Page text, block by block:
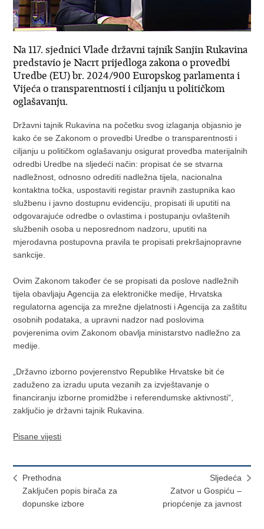
Na 117. sjednici Vlade državni tajnik Sanjin Rukavina
predstavio je Nacrt prijedloga zakona o provedbi
Uredbe (EU) br. 2024/900 Europskog parlamenta i
Vijeća o transparentnosti i ciljanju u političkom
oglašavanju.
Državni tajnik Rukavina na početku svog izlaganja objasnio je
kako će se Zakonom o provedbi Uredbe o transparentnosti i
ciljanju u političkom oglašavanju osigurat provedba materijalnih
odredbi Uredbe na sljedeći način: propisat će se stvarna
nadležnost, odnosno odrediti nadležna tijela, nacionalna
kontaktna točka, uspostaviti registar pravnih zastupnika kao
službenu i javno dostupnu evidenciju, propisati ili uputiti na
odgovarajuće odredbe o ovlastima i postupanju ovlaštenih
službenih osoba u neposrednom nadzoru, uputiti na
mjerodavna postupovna pravila te propisati prekršajnopravne
sankcije.
Ovim Zakonom također će se propisati da poslove nadležnih
tijela obavljaju Agencija za elektroničke medije, Hrvatska
regulatorna agencija za mrežne djelatnosti i Agencija za zaštitu
osobnih podataka, a upravni nadzor nad poslovima
povjerenima ovim Zakonom obavlja ministarstvo nadležno za
medije.
„Državno izborno povjerenstvo Republike Hrvatske bit će
zaduženo za izradu uputa vezanih za izvještavanje o
financiranju izborne promidžbe i referendumske aktivnosti“,
zaključio je državni tajnik Rukavina.
Pisane vijesti
Prethodna
Zaključen popis birača za
dopunske izbore
Sljedeća
Zatvor u Gospiću –
priopćenje za javnost